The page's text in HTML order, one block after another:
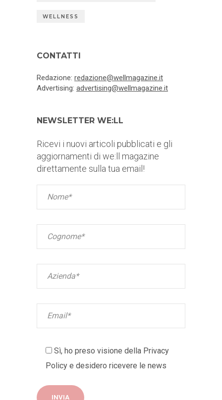
WELLNESS
CONTATTI
Redazione: redazione@wellmagazine.it
Advertising: advertising@wellmagazine.it
NEWSLETTER WE:LL
Ricevi i nuovi articoli pubblicati e gli
aggiornamenti di we:ll magazine
direttamente sulla tua email!
Sì, ho preso visione della Privacy
Policy e desidero ricevere le news